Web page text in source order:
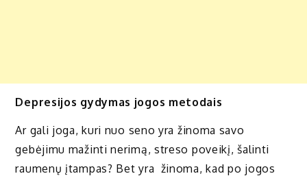
Depresijos gydymas jogos metodais
Ar gali joga, kuri nuo seno yra žinoma savo
gebėjimu mažinti nerimą, streso poveikį, šalinti
raumenų įtampas? Bet yra žinoma, kad po jogos